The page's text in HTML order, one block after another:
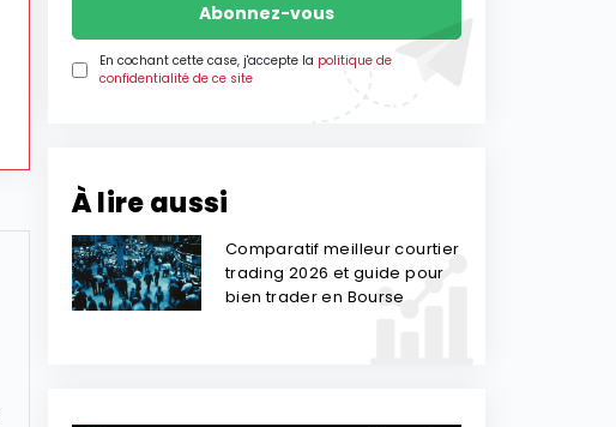
En cochant cette case, j'accepte la politique de
confidentialité de ce site
À lire aussi
Comparatif meilleur courtier
trading 2026 et guide pour
bien trader en Bourse